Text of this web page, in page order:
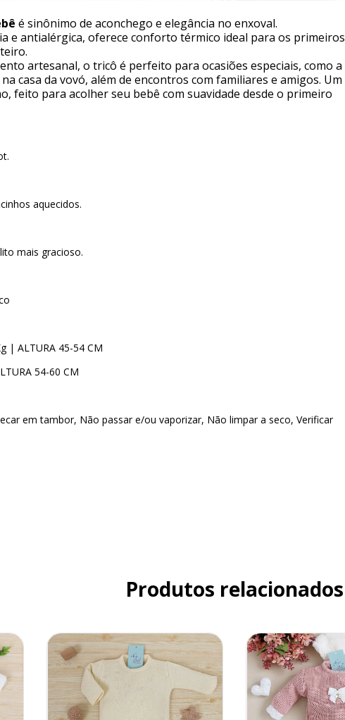
é sinônimo de aconchego e elegância no enxoval.
e antialérgica, oferece conforto térmico ideal para os primeiros
artesanal, o tricô é perfeito para ocasiões especiais, como a
casa da vovó, além de encontros com familiares e amigos. Um
feito para acolher seu bebê com suavidade desde o primeiro
aquecidos.
mais gracioso.
| ALTURA 45-54 CM
54-60 CM
em tambor, Não passar e/ou vaporizar, Não limpar a seco, Verificar
Produtos relacionados